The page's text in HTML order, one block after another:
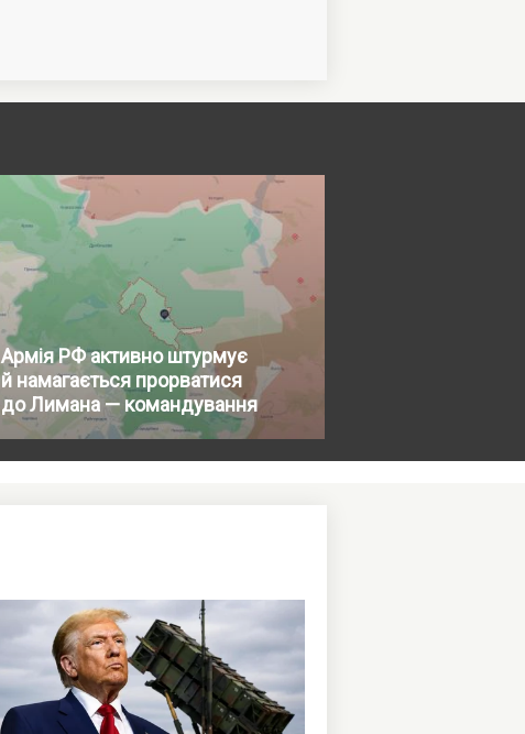
Армія РФ активно штурмує
й намагається прорватися
до Лимана — командування